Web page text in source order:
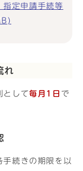
指定申請手続等
れ
として毎月1日 で
続きの期限を以